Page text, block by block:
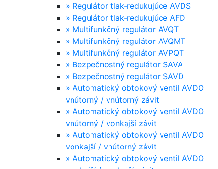
» Regulátor tlak-redukujúce AVDS
» Regulátor tlak-redukujúce AFD
» Multifunkčný regulátor AVQT
» Multifunkčný regulátor AVQMT
» Multifunkčný regulátor AVPQT
» Bezpečnostný regulátor SAVA
» Bezpečnostný regulátor SAVD
» Automatický obtokový ventil AVDO
vnútorný / vnútorný závit
» Automatický obtokový ventil AVDO
vnútorný / vonkajší závit
» Automatický obtokový ventil AVDO
vonkajší / vnútorný závit
» Automatický obtokový ventil AVDO